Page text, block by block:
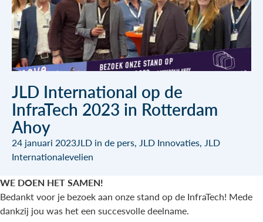
JLD International op de
InfraTech 2023 in Rotterdam
Ahoy
24 januari 2023JLD in de pers, JLD Innovaties, JLD
Internationalevelien
WE DOEN HET SAMEN!
Bedankt voor je bezoek aan onze stand op de InfraTech! Mede
dankzij jou was het een succesvolle deelname.